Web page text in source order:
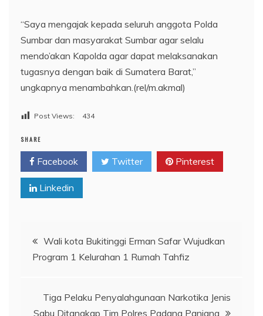
“Saya mengajak kepada seluruh anggota Polda
Sumbar dan masyarakat Sumbar agar selalu
mendo’akan Kapolda agar dapat melaksanakan
tugasnya dengan baik di Sumatera Barat,”
ungkapnya menambahkan.(rel/m.akmal)
Post Views: 434
SHARE
Facebook Twitter Pinterest
Linkedin
Navigasi
pos
Wali kota Bukitinggi Erman Safar Wujudkan
Program 1 Kelurahan 1 Rumah Tahfiz
Tiga Pelaku Penyalahgunaan Narkotika Jenis
Sabu Ditangkap Tim Polres Padang Panjang